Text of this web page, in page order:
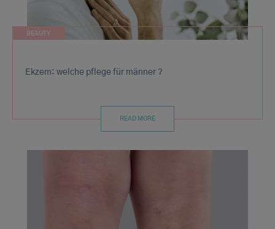
BEAUTY
Ekzem: welche pflege für männer ?
READ MORE